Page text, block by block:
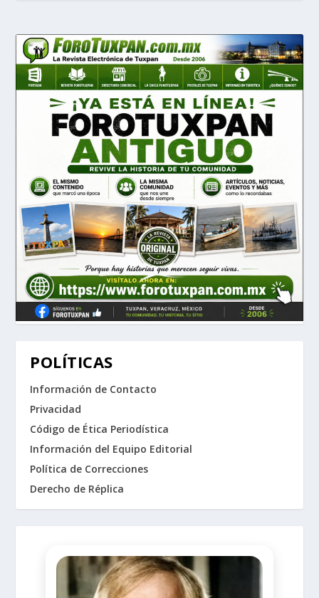
POLÍTICAS
Información de Contacto
Privacidad
Código de Ética Periodística
Información del Equipo Editorial
Política de Correcciones
Derecho de Réplica